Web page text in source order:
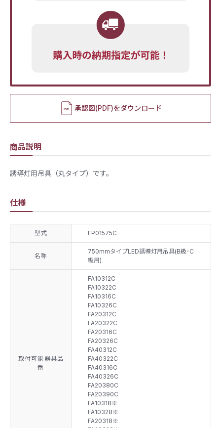
承認図(PDF)をダウンロード
商品説明
誘導灯用吊具（丸タイプ）です。
仕様
型式 FP01575C
名称
750mmタイプLED誘導灯用吊具(B級･C
級用)
取付可能器具品
番
FA10312C
FA10322C
FA10316C
FA10326C
FA20312C
FA20322C
FA20316C
FA20326C
FA40312C
FA40322C
FA40316C
FA40326C
FA20380C
FA20390C
FA10318※
FA10328※
FA20318※